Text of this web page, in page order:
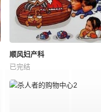
顺风妇产科
已完结